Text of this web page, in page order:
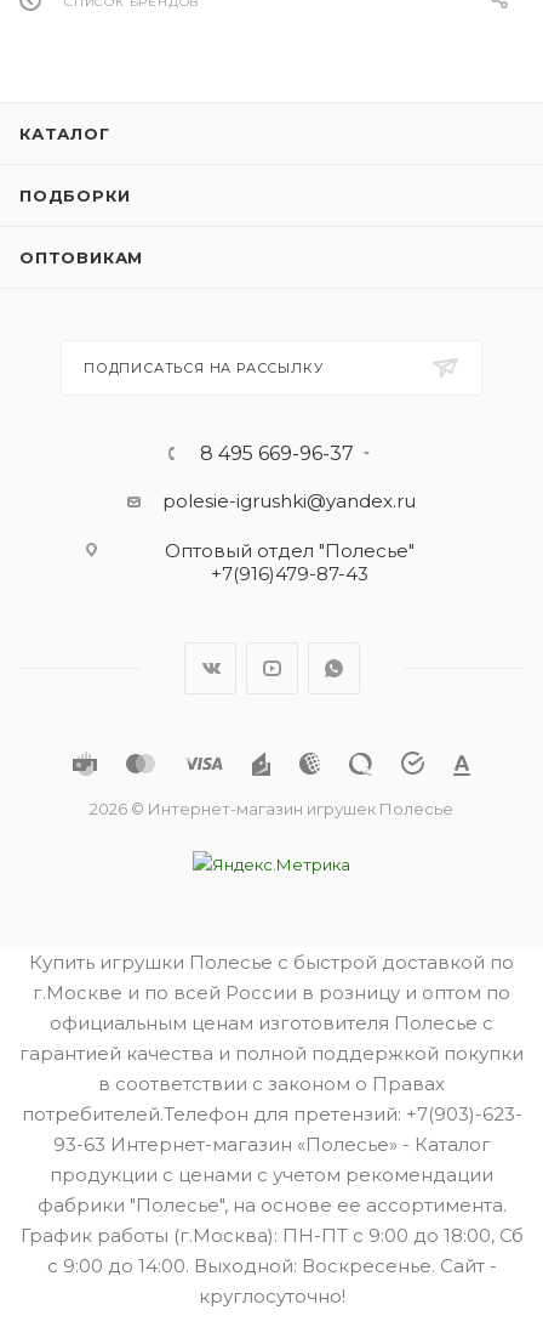
КАТАЛОГ
ПОДБОРКИ
ОПТОВИКАМ
ПОДПИСАТЬСЯ НА РАССЫЛКУ
8 495 669-96-37
polesie-igrushki@yandex.ru
Оптовый отдел "Полесье"
+7(916)479-87-43
2026 © Интернет-магазин игрушек Полесье
Купить игрушки Полесье с быстрой доставкой по
г.Москве и по всей России в розницу и оптом по
официальным ценам изготовителя Полесье с
гарантией качества и полной поддержкой покупки
в соответствии с законом о Правах
потребителей.Телефон для претензий: +7(903)-623-
93-63 Интернет-магазин «Полесье» - Каталог
продукции с ценами с учетом рекомендации
фабрики "Полесье", на основе ее ассортимента.
График работы (г.Москва): ПН-ПТ с 9:00 до 18:00, Сб
с 9:00 до 14:00. Выходной: Воскресенье. Сайт -
круглосуточно!